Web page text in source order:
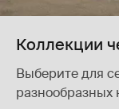
Коллекции
Выберите для
разнообразных